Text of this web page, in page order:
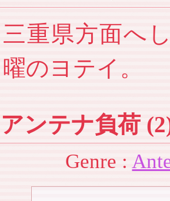
三重県方面へ
曜のヨテイ。
アンテナ負荷
Genre :